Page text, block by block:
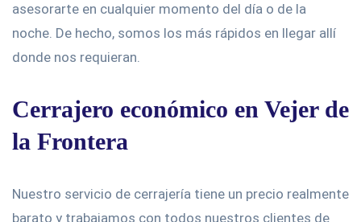
asesorarte en cualquier momento del día o de la
noche. De hecho, somos los más rápidos en llegar allí
donde nos requieran.
Cerrajero económico en Vejer de
la Frontera
Nuestro servicio de cerrajería tiene un precio realmente
barato y trabajamos con todos nuestros clientes de